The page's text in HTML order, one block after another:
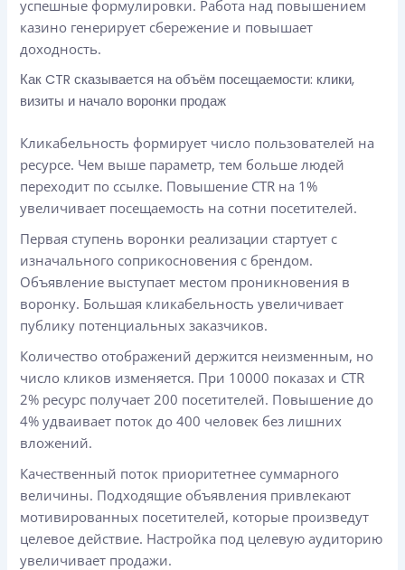
успешные формулировки. Работа над повышением
казино генерирует сбережение и повышает
доходность.
Как CTR сказывается на объём посещаемости: клики,
визиты и начало воронки продаж
Кликабельность формирует число пользователей на
ресурсе. Чем выше параметр, тем больше людей
переходит по ссылке. Повышение CTR на 1%
увеличивает посещаемость на сотни посетителей.
Первая ступень воронки реализации стартует с
изначального соприкосновения с брендом.
Объявление выступает местом проникновения в
воронку. Большая кликабельность увеличивает
публику потенциальных заказчиков.
Количество отображений держится неизменным, но
число кликов изменяется. При 10000 показах и CTR
2% ресурс получает 200 посетителей. Повышение до
4% удваивает поток до 400 человек без лишних
вложений.
Качественный поток приоритетнее суммарного
величины. Подходящие объявления привлекают
мотивированных посетителей, которые произведут
целевое действие. Настройка под целевую аудиторию
увеличивает продажи.